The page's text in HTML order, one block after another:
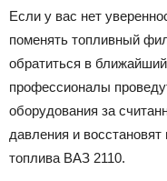
Если у вас нет
поменять топливный
обратиться в
профессионалы
оборудования за
давления и
топлива ВАЗ 2110.